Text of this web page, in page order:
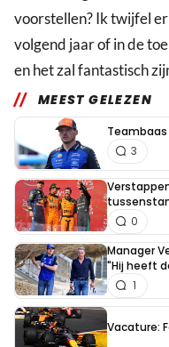
voorstellen? Ik twijfel
volgend jaar of in de
en het zal fantastisch
MEEST GELEZEN
3
0
Manager
"Hij heeft
1
Vacature: